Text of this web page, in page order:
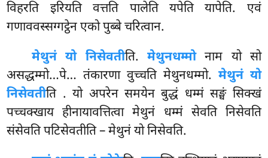
विहरति इरियति वत्तति पालेति यपेति यापेति. एवं
गणाववस्सग्गट्ठेन एको पुब्बे चरित्वान.
मेथुनं यो निसेवतीति. मेथुनधम्मोनाम यो सो
असद्धम्मो…पे… तंकारणा वुच्चति मेथुनधम्मो. मेथुनं यो
निसेवतीति . यो अपरेन समयेन बुद्धं धम्मं सङ्घं सिक्खं
पच्चक्खाय हीनायावत्तित्वा मेथुनं धम्मं सेवति निसेवति
संसेवति पटिसेवतीति – मेथुनं यो निसेवति.